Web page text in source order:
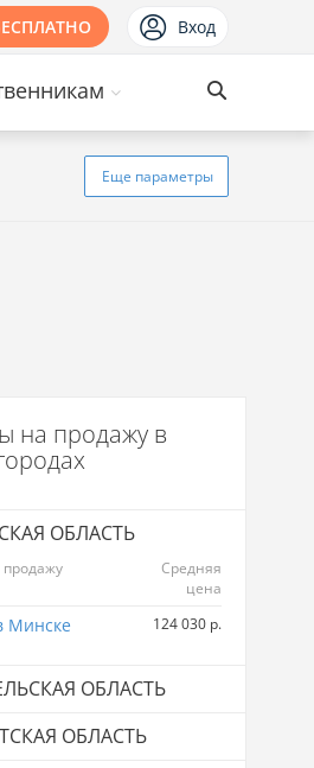
Вход
Еще параметры
на продажу в
ОБЛАСТЬ
Средняя
цена
Минске 124 030 р.
ОБЛАСТЬ
ОБЛАСТЬ